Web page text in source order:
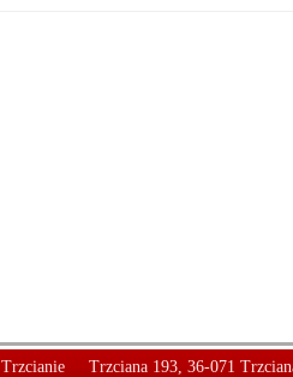
Trzciana 193, 36-071